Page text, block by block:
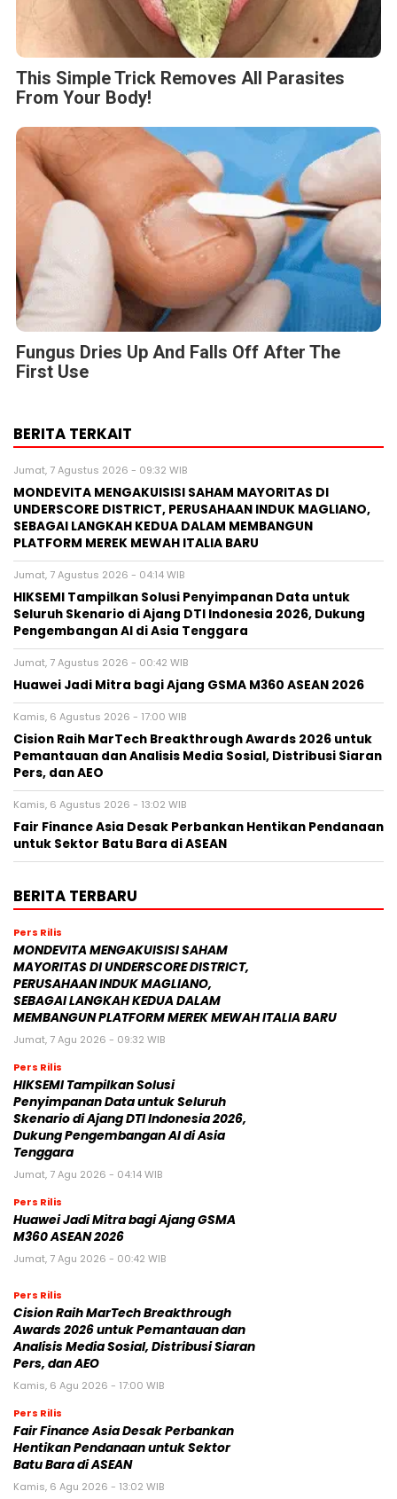
This Simple Trick Removes All Parasites
From Your Body!
Fungus Dries Up And Falls Off After The
First Use
BERITA TERKAIT
Jumat, 7 Agustus 2026 - 09:32 WIB
MONDEVITA MENGAKUISISI SAHAM MAYORITAS DI
UNDERSCORE DISTRICT, PERUSAHAAN INDUK MAGLIANO,
SEBAGAI LANGKAH KEDUA DALAM MEMBANGUN
PLATFORM MEREK MEWAH ITALIA BARU
Jumat, 7 Agustus 2026 - 04:14 WIB
HIKSEMI Tampilkan Solusi Penyimpanan Data untuk
Seluruh Skenario di Ajang DTI Indonesia 2026, Dukung
Pengembangan AI di Asia Tenggara
Jumat, 7 Agustus 2026 - 00:42 WIB
Huawei Jadi Mitra bagi Ajang GSMA M360 ASEAN 2026
Kamis, 6 Agustus 2026 - 17:00 WIB
Cision Raih MarTech Breakthrough Awards 2026 untuk
Pemantauan dan Analisis Media Sosial, Distribusi Siaran
Pers, dan AEO
Kamis, 6 Agustus 2026 - 13:02 WIB
Fair Finance Asia Desak Perbankan Hentikan Pendanaan
untuk Sektor Batu Bara di ASEAN
BERITA TERBARU
Pers Rilis
MONDEVITA MENGAKUISISI SAHAM
MAYORITAS DI UNDERSCORE DISTRICT,
PERUSAHAAN INDUK MAGLIANO,
SEBAGAI LANGKAH KEDUA DALAM
MEMBANGUN PLATFORM MEREK MEWAH ITALIA BARU
Jumat, 7 Agu 2026 - 09:32 WIB
Pers Rilis
HIKSEMI Tampilkan Solusi
Penyimpanan Data untuk Seluruh
Skenario di Ajang DTI Indonesia 2026,
Dukung Pengembangan AI di Asia
Tenggara
Jumat, 7 Agu 2026 - 04:14 WIB
Pers Rilis
Huawei Jadi Mitra bagi Ajang GSMA
M360 ASEAN 2026
Jumat, 7 Agu 2026 - 00:42 WIB
Pers Rilis
Cision Raih MarTech Breakthrough
Awards 2026 untuk Pemantauan dan
Analisis Media Sosial, Distribusi Siaran
Pers, dan AEO
Kamis, 6 Agu 2026 - 17:00 WIB
Pers Rilis
Fair Finance Asia Desak Perbankan
Hentikan Pendanaan untuk Sektor
Batu Bara di ASEAN
Kamis, 6 Agu 2026 - 13:02 WIB